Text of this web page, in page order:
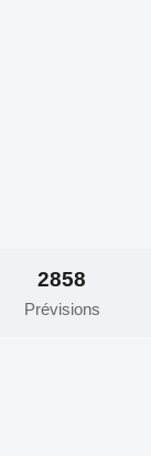
2858
Prévisions